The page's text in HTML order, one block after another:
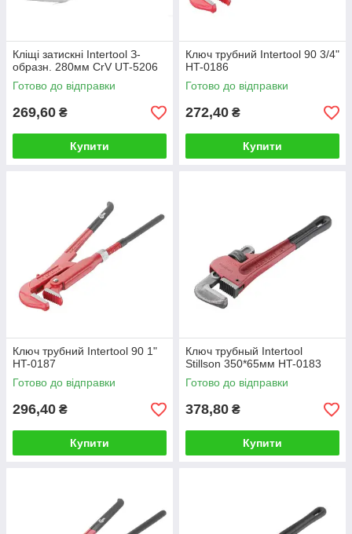
Кліщі затискні Intertool З-
образн. 280мм CrV UT-5206
Готово до відправки
269,60 ₴
Купити
Ключ трубний Intertool 90 3/4"
HT-0186
Готово до відправки
272,40 ₴
Купити
Ключ трубний Intertool 90 1"
HT-0187
Готово до відправки
296,40 ₴
Купити
Ключ трубный Intertool
Stillson 350*65мм HT-0183
Готово до відправки
378,80 ₴
Купити